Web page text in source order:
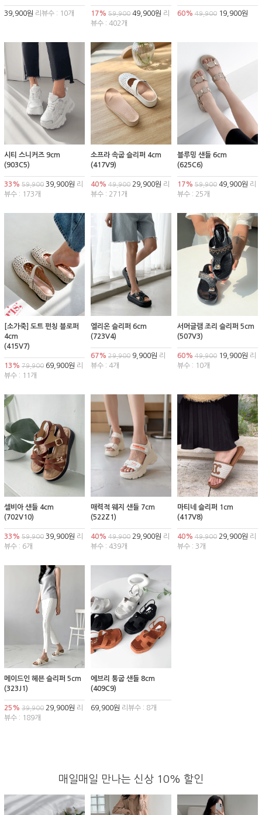
39,900원 리뷰수 : 10개 17% 59,90049,900원 리
뷰수 : 402개
60% 49,90019,900원
시티 스니커즈 9cm
(903C5)
33% 59,900 39,900원 리
뷰수 : 173개
소프라 속굽 슬리퍼 4cm
(417V9)
40% 49,90029,900원 리
뷰수 : 271개
블루밍 샌들 6cm
(625C6)
17% 59,90049,900원 리
뷰수 : 25개
[소가죽] 도트 펀칭 블로퍼
4cm
(415V7)
13% 79,900 69,900원 리
뷰수 : 11개
엘리온 슬리퍼 6cm
(723V4)
67% 29,9009,900원 리
뷰수 : 4개
서머글램 조리 슬리퍼 5cm
(507V3)
60% 49,90019,900원 리
뷰수 : 10개
셀비아 샌들 4cm
(702V10)
33% 59,900 39,900원 리
뷰수 : 6개
매력적 웨지 샌들 7cm
(522Z1)
40% 49,90029,900원 리
뷰수 : 439개
마티네 슬리퍼 1cm
(417V8)
40% 49,90029,900원 리
뷰수 : 3개
메이드인 헤븐 슬리퍼 5cm
(323J1)
25% 39,900 29,900원 리
뷰수 : 189개
에브리 통굽 샌들 8cm
(409C9)
69,900원 리뷰수 : 8개
매일매일 만나는 신상 10% 할인